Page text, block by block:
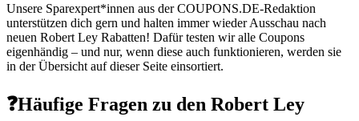
Unsere Sparexpert*innen aus derCOUPONS.DE-Redaktion
unterstützen dich gern und halten immer wieder Ausschau nach
neuen Robert Ley Rabatten! Dafür testen wir alle Coupons
eigenhändig – und nur, wenn diese auch funktionieren, werden sie
in der Übersicht auf dieser Seite einsortiert.
❓Häufige Fragen zu den Robert Ley